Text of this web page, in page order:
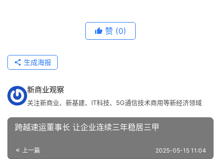
赞 (0)
生成海报
新商业观察
关注新商业、新基建、IT科技、5G通信技术商用等新经济领域
跨越速运董事长 让企业连续三年稳居三甲
上一篇 2025-05-15 11:04